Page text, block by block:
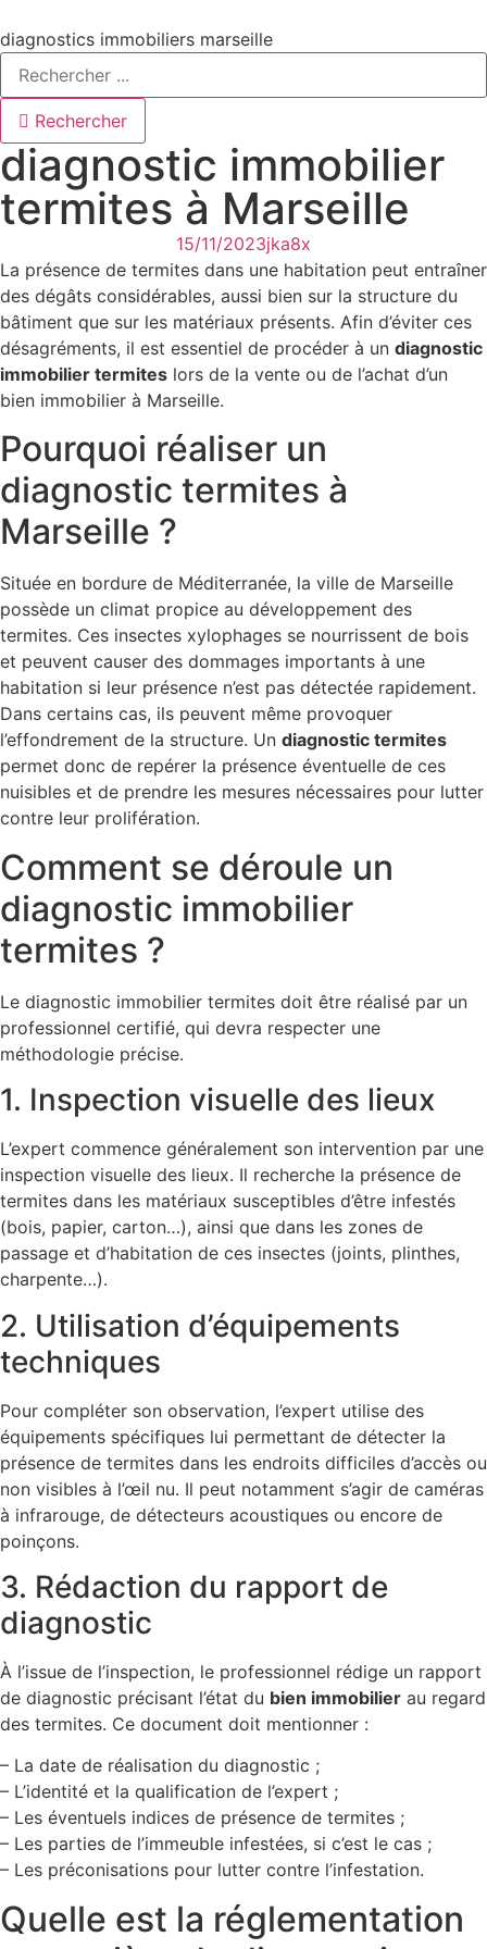
au
contenu
diagnostics immobiliers marseille
Rechercher
diagnostic immobilier
termites à Marseille
15/11/2023jka8x
La présence de termites dans une habitation peut entraîner
des dégâts considérables, aussi bien sur la structure du
bâtiment que sur les matériaux présents. Afin d’éviter ces
désagréments, il est essentiel de procéder à un diagnostic
immobilier termites lors de la vente ou de l’achat d’un
bien immobilier à Marseille.
Pourquoi réaliser un
diagnostic termites à
Marseille ?
Située en bordure de Méditerranée, la ville de Marseille
possède un climat propice au développement des
termites. Ces insectes xylophages se nourrissent de bois
et peuvent causer des dommages importants à une
habitation si leur présence n’est pas détectée rapidement.
Dans certains cas, ils peuvent même provoquer
l’effondrement de la structure. Un diagnostic termites
permet donc de repérer la présence éventuelle de ces
nuisibles et de prendre les mesures nécessaires pour lutter
contre leur prolifération.
Comment se déroule un
diagnostic immobilier
termites ?
Le diagnostic immobilier termites doit être réalisé par un
professionnel certifié, qui devra respecter une
méthodologie précise.
1. Inspection visuelle des lieux
L’expert commence généralement son intervention par une
inspection visuelle des lieux. Il recherche la présence de
termites dans les matériaux susceptibles d’être infestés
(bois, papier, carton…), ainsi que dans les zones de
passage et d’habitation de ces insectes (joints, plinthes,
charpente…).
2. Utilisation d’équipements
techniques
Pour compléter son observation, l’expert utilise des
équipements spécifiques lui permettant de détecter la
présence de termites dans les endroits difficiles d’accès ou
non visibles à l’œil nu. Il peut notamment s’agir de caméras
à infrarouge, de détecteurs acoustiques ou encore de
poinçons.
3. Rédaction du rapport de
diagnostic
À l’issue de l’inspection, le professionnel rédige un rapport
de diagnostic précisant l’état du bien immobilier au regard
des termites. Ce document doit mentionner :
– La date de réalisation du diagnostic ;
– L’identité et la qualification de l’expert ;
– Les éventuels indices de présence de termites ;
– Les parties de l’immeuble infestées, si c’est le cas ;
– Les préconisations pour lutter contre l’infestation.
Quelle est la réglementation